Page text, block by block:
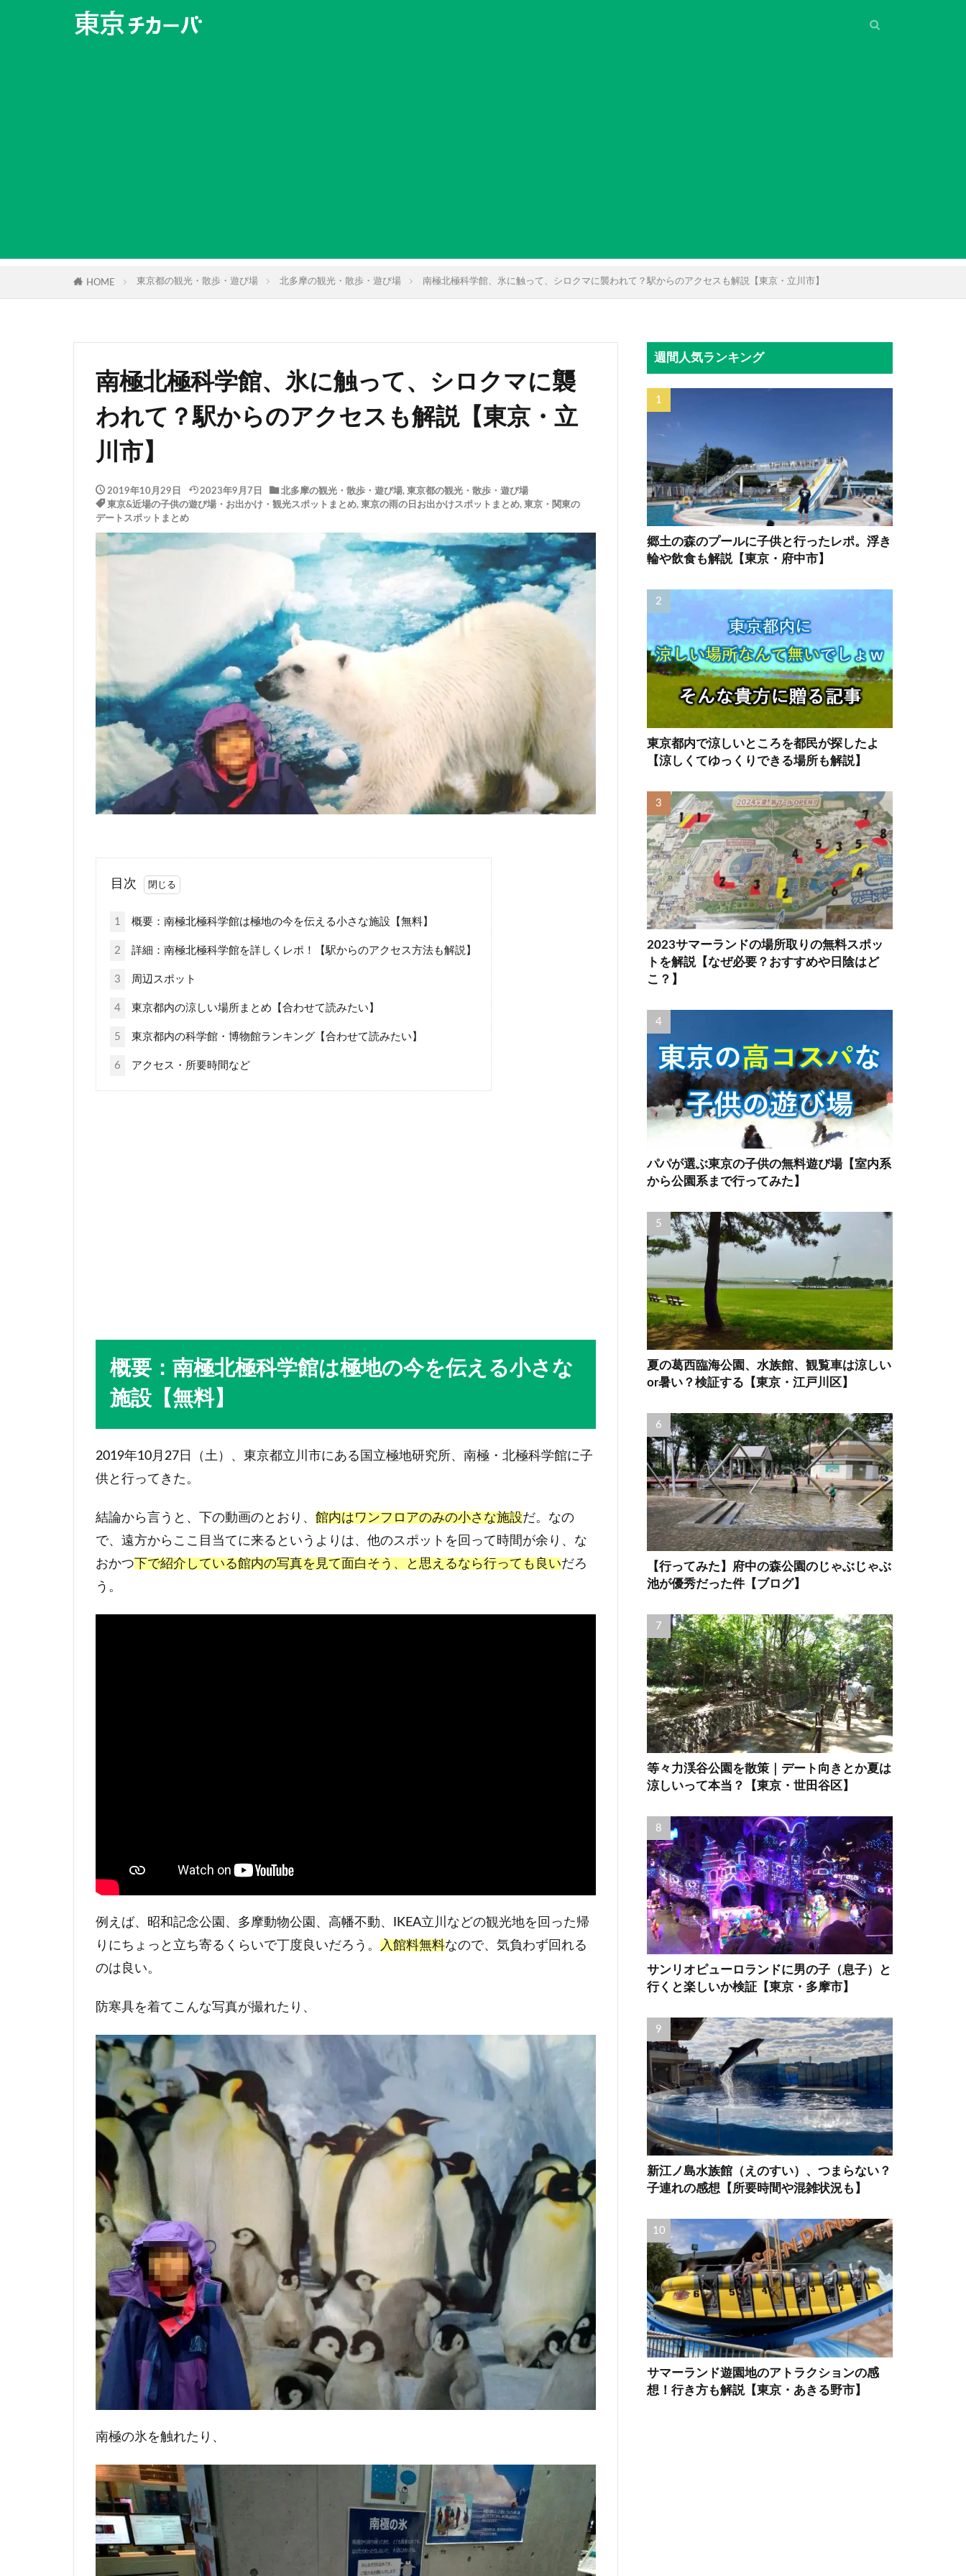
HOME 東京都の観光・散歩・遊び場 北多摩の観光・散歩・遊び場 南極北極科学館、氷に触って、シロクマに襲われて？駅からのアクセスも解説【東京・立川市】
南極北極科学館、氷に触って、シロクマに襲
われて？駅からのアクセスも解説【東京・立
川市】
2019年10月29日 2023年9月7日 北多摩の観光・散歩・遊び場, 東京都の観光・散歩・遊び場
東京&近場の子供の遊び場・お出かけ・観光スポットまとめ, 東京の雨の日お出かけスポットまとめ, 東京・関東の
デートスポットまとめ
目次
1 概要：南極北極科学館は極地の今を伝える小さな施設【無料】
2 詳細：南極北極科学館を詳しくレポ！【駅からのアクセス方法も解説】
3 周辺スポット
4 東京都内の涼しい場所まとめ【合わせて読みたい】
5 東京都内の科学館・博物館ランキング【合わせて読みたい】
6 アクセス・所要時間など
概要：南極北極科学館は極地の今を伝える小さな
施設【無料】
2019年10月27日（土）、東京都立川市にある国立極地研究所、南極・北極科学館に子
供と行ってきた。
結論から言うと、下の動画のとおり、 館内はワンフロアのみの小さな施設だ。なの
で、遠方からここ目当てに来るというよりは、他のスポットを回って時間が余り、な
おかつ 下で紹介している館内の写真を見て面白そう、と思えるなら行っても良いだろ
う。
例えば、昭和記念公園、多摩動物公園、高幡不動、IKEA立川などの観光地を回った帰
りにちょっと立ち寄るくらいで丁度良いだろう。
入館料無料なので、気負わず回れる
のは良い。
防寒具を着てこんな写真が撮れたり、
南極の氷を触れたり、
週間人気ランキング
郷土の森のプールに子供と行ったレポ。浮き
輪や飲食も解説【東京・府中市】
東京都内で涼しいところを都民が探したよ
【涼しくてゆっくりできる場所も解説】
2023サマーランドの場所取りの無料スポッ
トを解説【なぜ必要？おすすめや日陰はど
こ？】
パパが選ぶ東京の子供の無料遊び場【室内系
から公園系まで行ってみた】
夏の葛西臨海公園、水族館、観覧車は涼しい
or暑い？検証する【東京・江戸川区】
【行ってみた】府中の森公園のじゃぶじゃぶ
池が優秀だった件【ブログ】
等々力渓谷公園を散策｜デート向きとか夏は
涼しいって本当？【東京・世田谷区】
サンリオピューロランドに男の子（息子）と
行くと楽しいか検証【東京・多摩市】
新江ノ島水族館（えのすい）、つまらない？
子連れの感想【所要時間や混雑状況も】
サマーランド遊園地のアトラクションの感
想！行き方も解説【東京・あきる野市】